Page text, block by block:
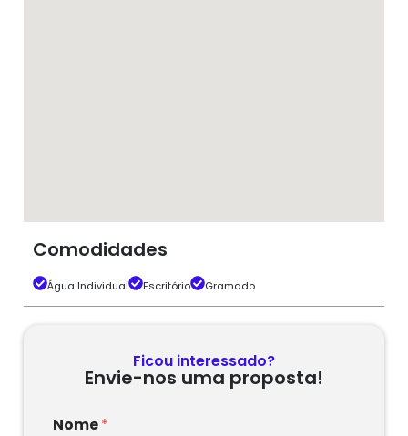
Comodidades
Água Individual Escritório Gramado
Ficou interessado?
Envie-nos uma proposta!
Nome*